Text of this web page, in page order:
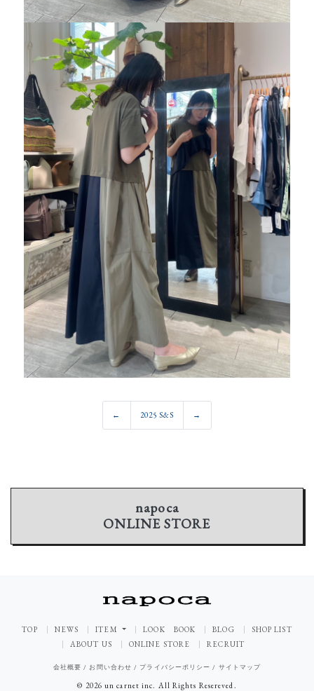
← 2025 S&S →
napoca
ONLINE STORE
TOP NEWS ITEM LOOK BOOK BLOG
SHOP LIST
ABOUT US
ONLINE STORE RECRUIT
会社概要 /お問い合わせ / プライバシーポリシー / サイトマップ
© 2026 un carnet inc. All Rights Resereved.